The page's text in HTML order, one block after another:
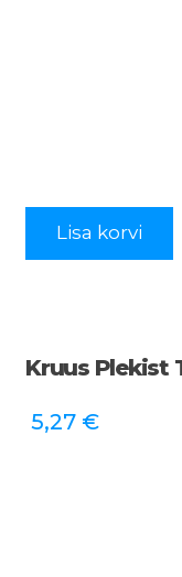
Lisa korvi
Kruus Plekist
5,27 €